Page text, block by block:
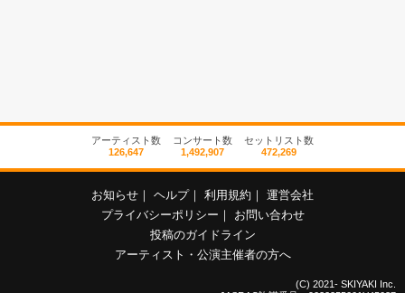
アーティスト数
126,647
コンサート数
1,492,907
セットリスト数
472,269
お知らせ ｜ ヘルプ｜ 利用規約 ｜ 運営会社
プライバシーポリシー ｜
お問い合わせ
投稿のガイドライン
アーティスト・公演主催者の方へ
(C) 2021- SKIYAKI Inc.